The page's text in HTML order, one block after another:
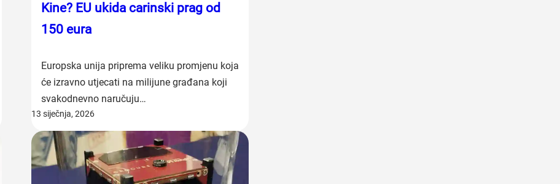
Kine? EU ukida carinski prag od
150 eura
Europska unija priprema veliku promjenu koja
će izravno utjecati na milijune građana koji
svakodnevno naručuju…
13 siječnja, 2026